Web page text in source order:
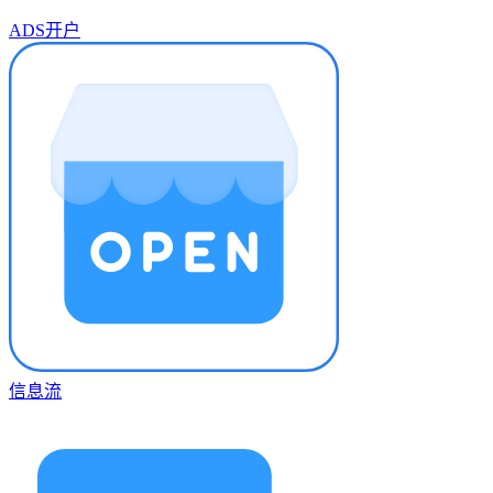
ADS开户
信息流